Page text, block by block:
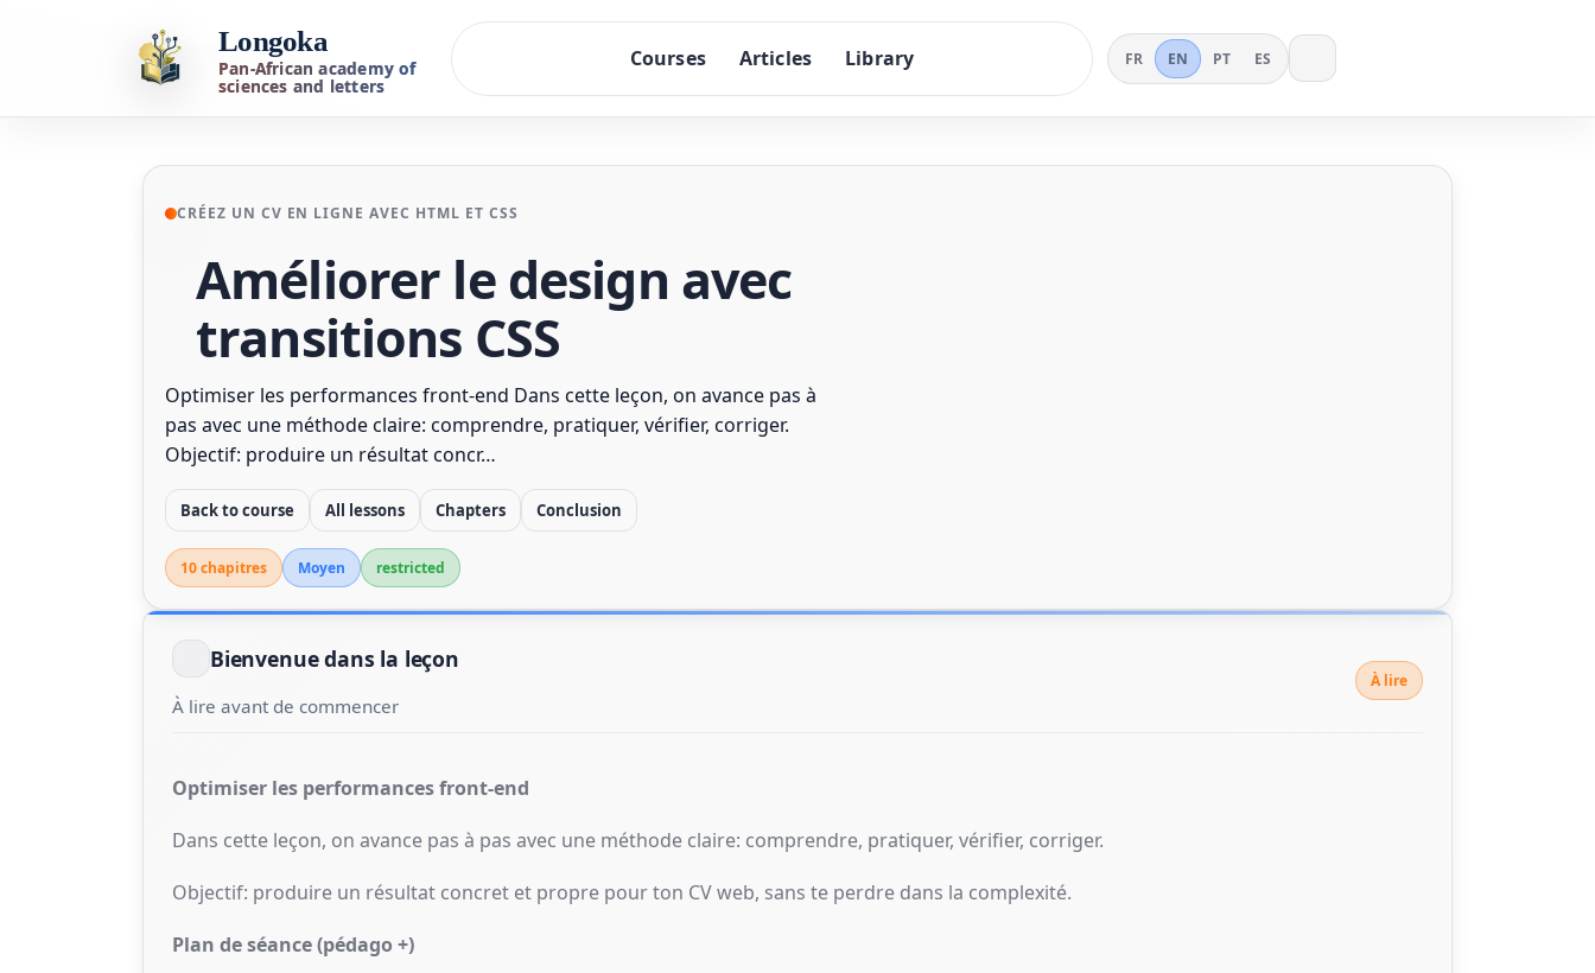
Longoka
Pan-African academy of
sciences and letters
Courses Articles Library FR EN PT ES
CRÉEZ UN CV EN LIGNE AVEC HTML ET CSS
Améliorer le design avec
transitions CSS
Optimiser les performances front-end Dans cette leçon, on avance pas à
pas avec une méthode claire: comprendre, pratiquer, vérifier, corriger.
Objectif: produire un résultat concr…
Back to course All lessons Chapters Conclusion
10 chapitres Moyen restricted
Bienvenue dans la leçon
À lire avant de commencer
À lire
Optimiser les performances front-end
Dans cette leçon, on avance pas à pas avec une méthode claire: comprendre, pratiquer, vérifier, corriger.
Objectif: produire un résultat concret et propre pour ton CV web, sans te perdre dans la complexité.
Plan de séance (pédago +)